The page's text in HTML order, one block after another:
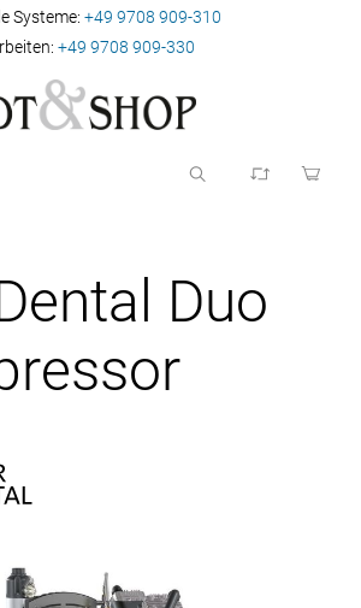
Systeme: +49 9708 909-310
+49 9708 909-330
Duo